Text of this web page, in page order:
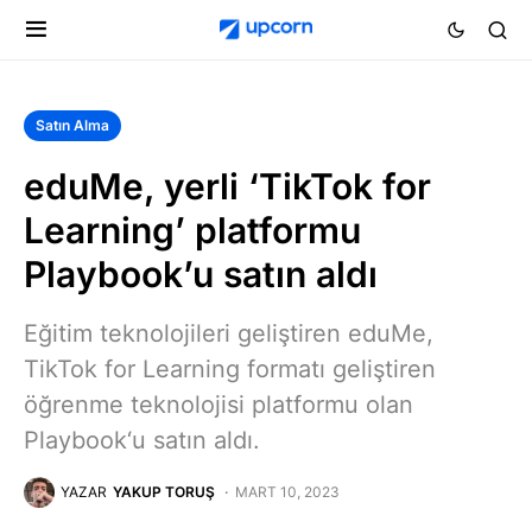
Satın Alma
eduMe, yerli ‘TikTok for
Learning’ platformu
Playbook’u satın aldı
Eğitim teknolojileri geliştiren eduMe,
TikTok for Learning formatı geliştiren
öğrenme teknolojisi platformu olan
Playbook‘u satın aldı.
YAZAR YAKUP TORUŞ MART 10, 2023